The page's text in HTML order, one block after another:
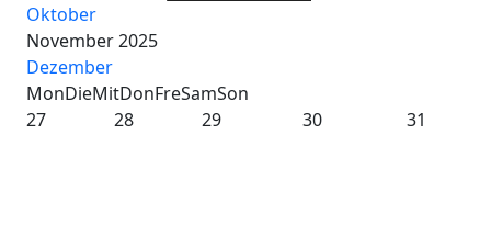
Oktober
November 2025
Dezember
MonDieMitDonFreSamSon
27
28 29 30 31